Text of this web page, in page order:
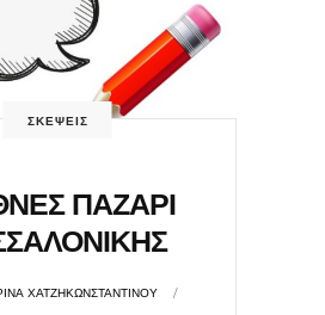
ΣΚΕΨΕΙΣ
ΠΑΖΑΡΙ
ΧΑΤΖΗΚΩΝΣΤΑΝΤΙΝΟΥ